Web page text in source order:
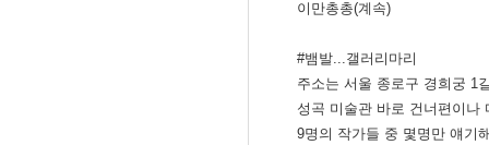
이만총총(계속)
#뱀발...갤러리마리
주소는 서울 종로구 경희궁 1
성곡 미술관 바로 건너편이나
9명의 작가들 중 몇명만 얘기